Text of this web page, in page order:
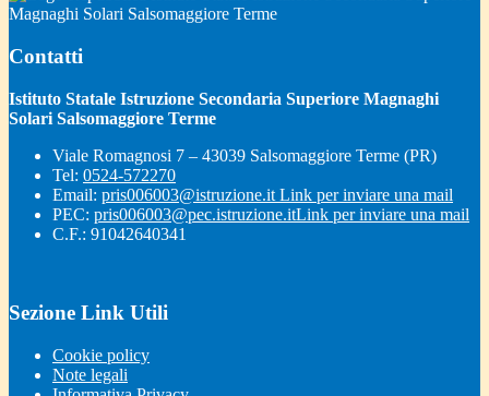
Magnaghi Solari Salsomaggiore Terme
Contatti
Istituto Statale Istruzione Secondaria Superiore Magnaghi
Solari Salsomaggiore Terme
Viale Romagnosi 7 – 43039 Salsomaggiore Terme (PR)
Tel: 0524-572270
Email: pris006003@istruzione.it Link per inviare una mail
PEC: pris006003@pec.istruzione.itLink per inviare una mail
C.F.: 91042640341
Sezione Link Utili
Cookie policy
Note legali